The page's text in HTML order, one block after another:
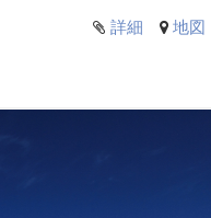
詳細 地図